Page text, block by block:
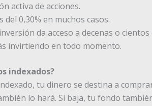
activa de acciones.
del 0,30% en muchos casos.
da acceso a decenas o cientos
invirtiendo en todo momento.
indexados?
tu dinero se destina a
lo hará. Si baja, tu fondo